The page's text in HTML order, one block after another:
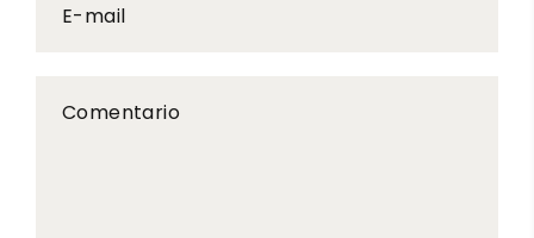
E-mail
Comentario